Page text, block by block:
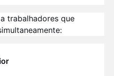
trabalhadores que